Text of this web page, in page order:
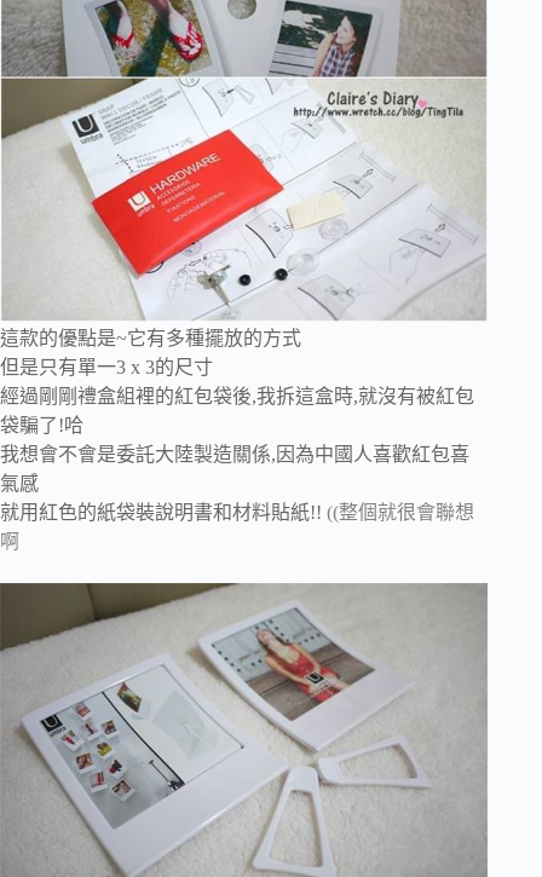
這款的優點是~它有多種擺放的方式
但是只有單一3 x 3的尺寸
經過剛剛禮盒組裡的紅包袋後,我拆這盒時,就沒有被紅包
袋騙了!哈
我想會不會是委託大陸製造關係,因為中國人喜歡紅包喜
氣感
就用紅色的紙袋裝說明書和材料貼紙!! ((整個就很會聯想
啊